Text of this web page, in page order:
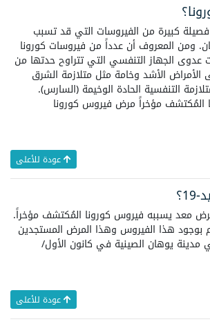
كبيرة من الفيروسات التي قد تسبب
ومن المعروف أن عدداً من فيروسات كورونا
عدوى الجهاز التنفسي التي تتراوح حدتها من
الأمراض الأشد وخامة مثل متلازمة الشرق
التنفسية الحادة الوخيمة (السارس).
المُكتشف مؤخراً مرض فيروس كورونا
عودة للأعلى
19 هو مرض معد يسببه فيروس كورونا المُكتشف مؤخراً.
هذا الفيروس وهذا المرض المستجدين
مدينة يوهان الصينية في كانون الأول/
عودة للأعلى